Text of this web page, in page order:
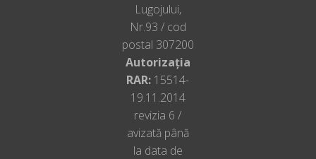
Lugojului,
Nr.93 / cod
postal 307200
Autorizația
RAR: 15514-
19.11.2014
revizia 6 /
avizată până
la data de